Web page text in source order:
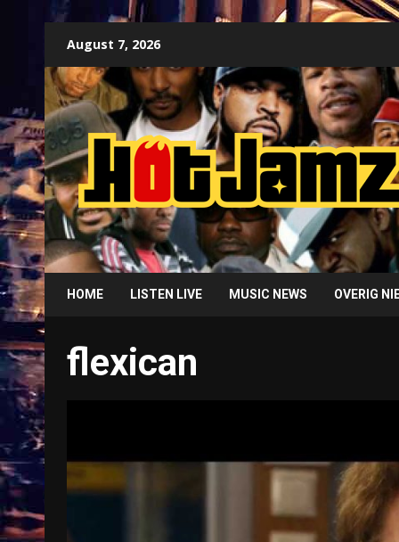
content
August 7, 2026
HOME LISTEN LIVE MUSIC NEWS OVERIG
flexican
Treinkaartjes worden duurder,
abonnementen verdwijnen